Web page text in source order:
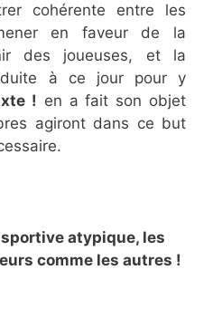
cohérente entre les
en faveur de la
des joueuses, et la
à ce jour pour y
! en a fait son objet
agiront dans ce but
atypique, les
comme les autres !